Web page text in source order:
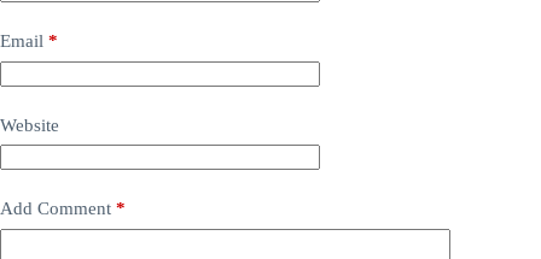
Email *
Website
Add Comment *